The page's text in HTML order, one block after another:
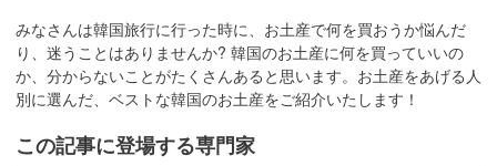
みなさんは韓国旅行に行った時に、お土産で何を買おうか悩んだ
り、迷うことはありませんか? 韓国のお土産に何を買っていいの
か、分からないことがたくさんあると思います。お土産をあげる人
別に選んだ、ベストな韓国のお土産をご紹介いたします！
この記事に登場する専門家